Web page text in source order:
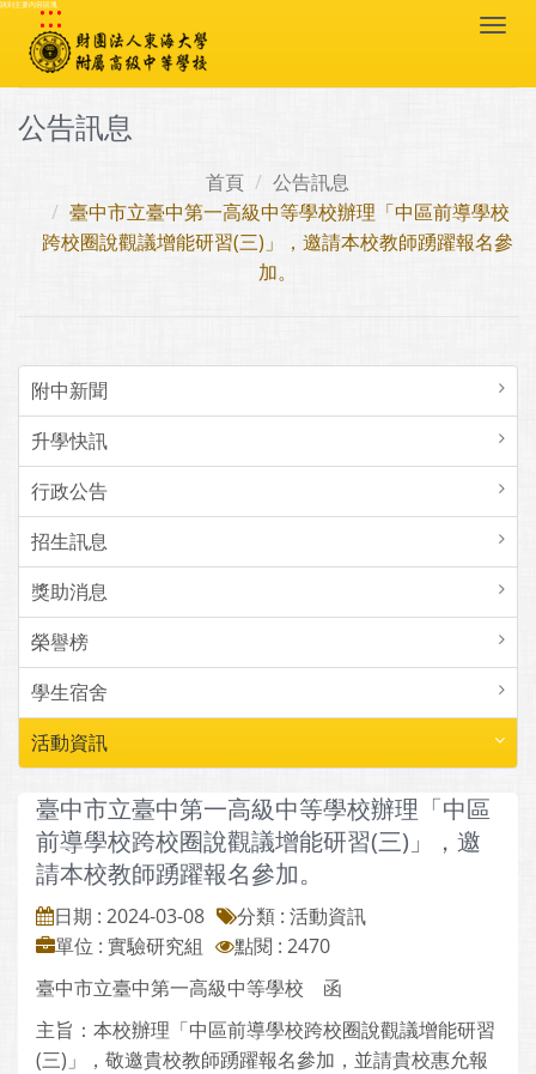
跳到主要內容區塊
:::
公告訊息
首頁
公告訊息
臺中市立臺中第一高級中等學校辦理「中區前導學校
跨校圈說觀議增能研習(三)」，邀請本校教師踴躍報名參
加。
附中新聞
升學快訊
行政公告
招生訊息
獎助消息
榮譽榜
學生宿舍
活動資訊
臺中市立臺中第一高級中等學校辦理「中區
前導學校跨校圈說觀議增能研習(三)」，邀
請本校教師踴躍報名參加。
日期 : 2024-03-08
分類 : 活動資訊
單位 : 實驗研究組
點閱 : 2470
臺中市立臺中第一高級中等學校 函
主旨：本校辦理「中區前導學校跨校圈說觀議增能研習
(三)」，敬邀貴校教師踴躍報名參加，並請貴校惠允報